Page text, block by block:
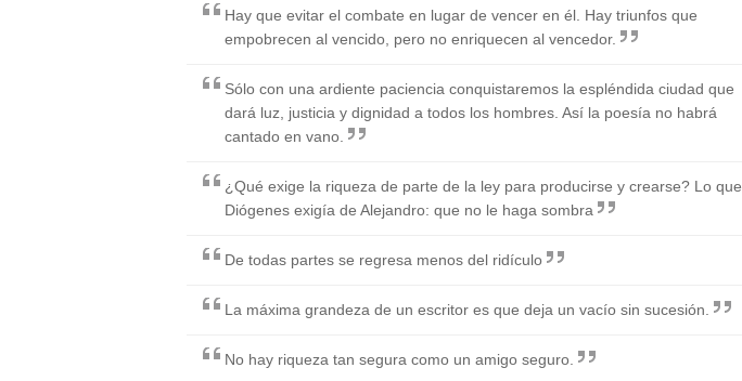
Hay que evitar el combate en lugar de vencer en él. Hay triunfos que
empobrecen al vencido, pero no enriquecen al vencedor.
Sólo con una ardiente paciencia conquistaremos la espléndida ciudad que
dará luz, justicia y dignidad a todos los hombres. Así la poesía no habrá
cantado en vano.
¿Qué exige la riqueza de parte de la ley para producirse y crearse? Lo que
Diógenes exigía de Alejandro: que no le haga sombra
De todas partes se regresa menos del ridículo
La máxima grandeza de un escritor es que deja un vacío sin sucesión.
No hay riqueza tan segura como un amigo seguro.